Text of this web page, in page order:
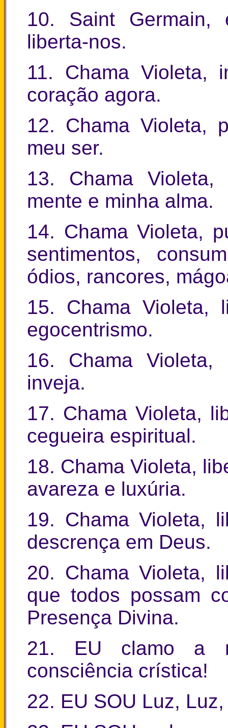
10. Saint Germain,
liberta-nos.
11. Chama Violeta,
coração agora.
12. Chama Violeta,
meu ser.
13. Chama
mente e minha alma.
14. Chama Violeta,
sentimentos,
ódios, rancores,
15. Chama Violeta,
egocentrismo.
16. Chama
inveja.
17. Chama Violeta,
cegueira espiritual.
18. Chama Violeta,
avareza e luxúria.
19. Chama Violeta,
descrença em Deus.
20. Chama Violeta,
que todos possam
Presença Divina.
21. EU clamo a
consciência crística!
22. EU SOU Luz,